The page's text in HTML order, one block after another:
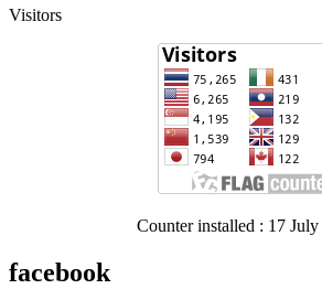
Visitors
Counter installed : 17 July
facebook